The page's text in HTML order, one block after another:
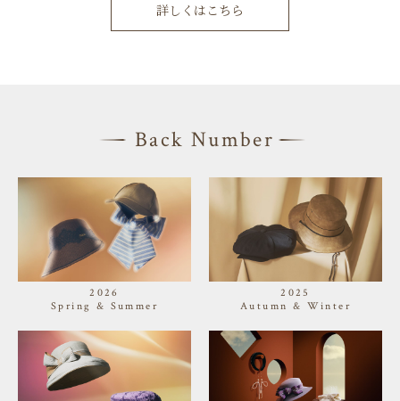
詳しくはこちら
Back Number
2026
Spring & Summer
2025
Autumn & Winter